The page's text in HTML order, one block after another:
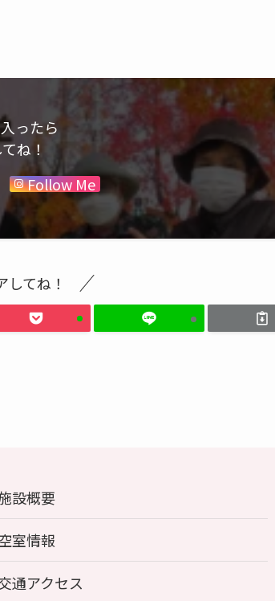
ったら
ね！
Follow Me
てね！
設概要
室情報
通アクセス